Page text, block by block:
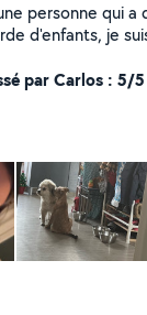
personne qui a
d'enfants, je
par Carlos : 5/5